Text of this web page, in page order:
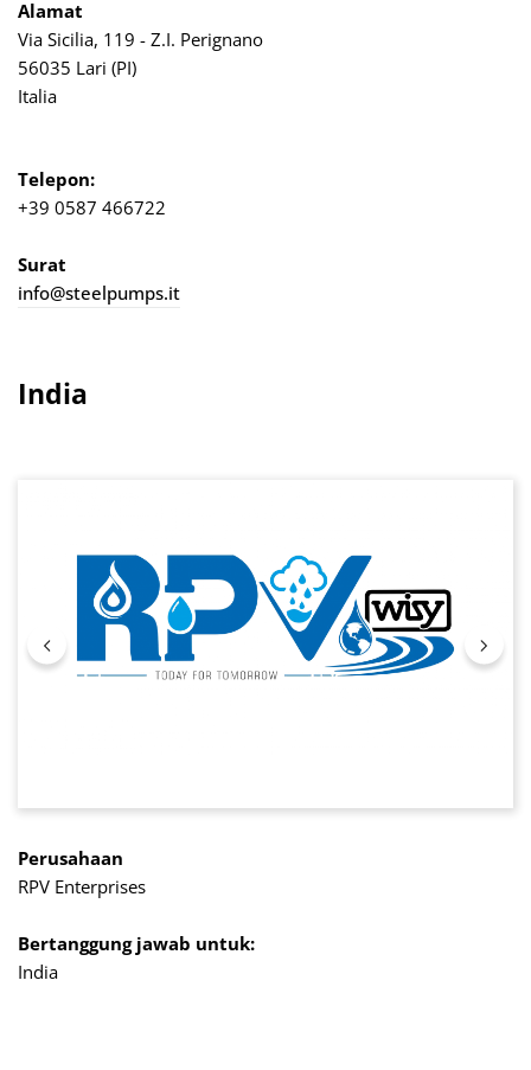
Alamat
Via Sicilia, 119 - Z.I. Perignano
56035 Lari (PI)
Italia
Telepon:
+39 0587 466722
Surat
info@steelpumps.it
India
Perusahaan
RPV Enterprises
Bertanggung jawab untuk:
India